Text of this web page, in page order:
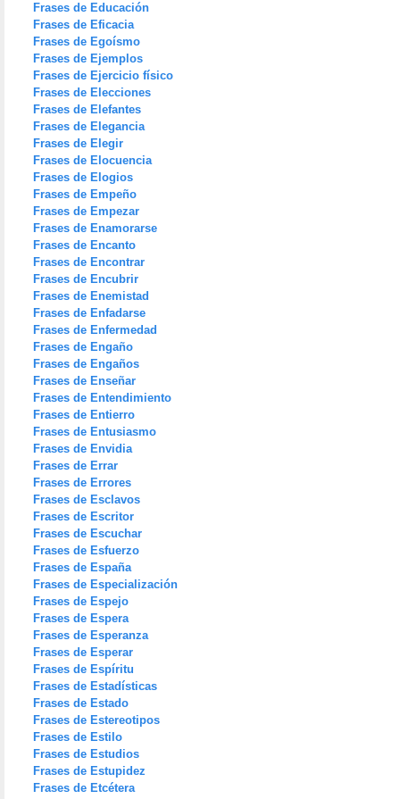
Frases de Educación
Frases de Eficacia
Frases de Egoísmo
Frases de Ejemplos
Frases de Ejercicio físico
Frases de Elecciones
Frases de Elefantes
Frases de Elegancia
Frases de Elegir
Frases de Elocuencia
Frases de Elogios
Frases de Empeño
Frases de Empezar
Frases de Enamorarse
Frases de Encanto
Frases de Encontrar
Frases de Encubrir
Frases de Enemistad
Frases de Enfadarse
Frases de Enfermedad
Frases de Engaño
Frases de Engaños
Frases de Enseñar
Frases de Entendimiento
Frases de Entierro
Frases de Entusiasmo
Frases de Envidia
Frases de Errar
Frases de Errores
Frases de Esclavos
Frases de Escritor
Frases de Escuchar
Frases de Esfuerzo
Frases de España
Frases de Especialización
Frases de Espejo
Frases de Espera
Frases de Esperanza
Frases de Esperar
Frases de Espíritu
Frases de Estadísticas
Frases de Estado
Frases de Estereotipos
Frases de Estilo
Frases de Estudios
Frases de Estupidez
Frases de Etcétera